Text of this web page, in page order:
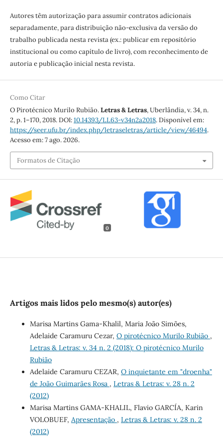
Autores têm autorização para assumir contratos adicionais
separadamente, para distribuição não-exclusiva da versão do
trabalho publicada nesta revista (ex.: publicar em repositório
institucional ou como capítulo de livro), com reconhecimento de
autoria e publicação inicial nesta revista.
Como Citar
O Pirotécnico Murilo Rubião.Letras & Letras, Uberlândia, v. 34, n.
2, p. 1–170, 2018. DOI:10.14393/LL63-v34n2a2018. Disponível em:
https://seer.ufu.br/index.php/letraseletras/article/view/46494.
Acesso em: 7 ago. 2026.
Formatos de Citação
0
Artigos mais lidos pelo mesmo(s) autor(es)
Marisa Martins Gama-Khalil, Maria João Simões,
Adelaide Caramuru Cezar, O pirotécnico Murilo Rubião ,
Letras & Letras: v. 34 n. 2 (2018): O pirotécnico Murilo
Rubião
Adelaide Caramuru CEZAR, O inquietante em "droenha"
de João Guimarães Rosa , Letras & Letras: v. 28 n. 2
(2012)
Marisa Martins GAMA-KHALIL, Flavio GARCÍA, Karin
VOLOBUEF, Apresentação , Letras & Letras: v. 28 n. 2
(2012)